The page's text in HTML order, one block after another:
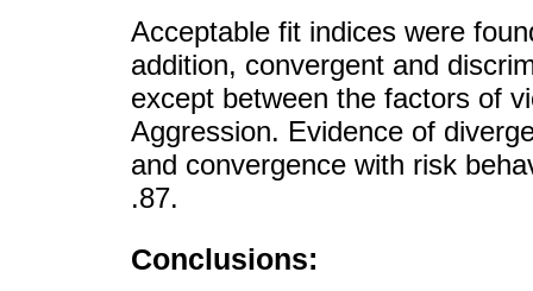
Acceptable fit indices were
addition, convergent and
except between the factors of
Aggression. Evidence of
and convergence with risk
.87.
Conclusions: